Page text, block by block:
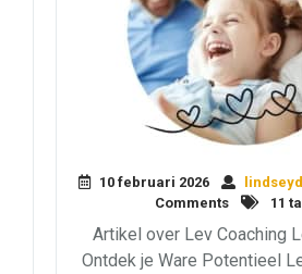
10 februari 2026
Comments
11
Artikel over Lev Coaching
Ontdek je Ware Potentieel